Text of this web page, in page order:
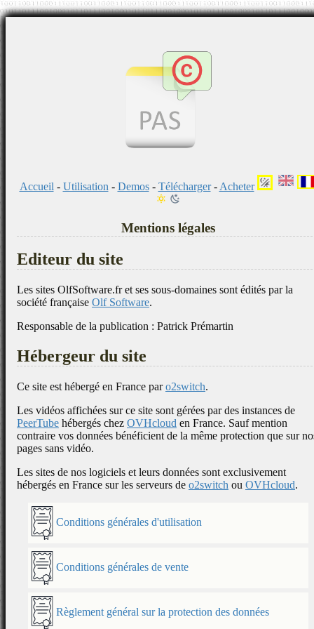
Accueil - Utilisation - Demos- Télécharger- Acheter
Mentions légales
Editeur du site
Les sites OlfSoftware.fr et ses sous-domaines sont édités par la
société française Olf Software.
Responsable de la publication : Patrick Prémartin
Hébergeur du site
Ce site est hébergé en France paro2switch.
Les vidéos affichées sur ce site sont gérées par des instances de
PeerTube hébergés chez OVHcloud en France. Sauf mention
contraire vos données bénéficient de la même protection que sur
pages sans vidéo.
Les sites de nos logiciels et leurs données sont exclusivement
hébergés en France sur les serveurs de o2switch ou OVHcloud.
Conditions générales d'utilisation
Conditions générales de vente
Règlement général sur la protection des données